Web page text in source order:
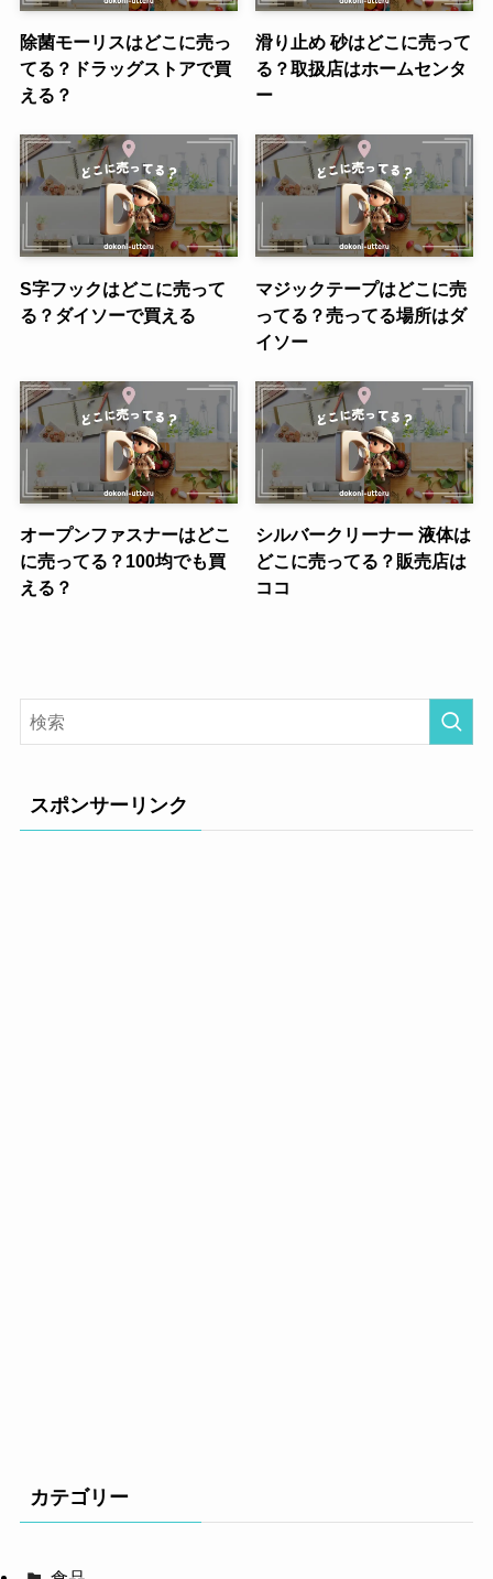
除菌モーリスはどこに売っ
てる？ドラッグストアで買
える？
滑り止め 砂はどこに売って
る？取扱店はホームセンタ
ー
S字フックはどこに売って
る？ダイソーで買える
マジックテープはどこに売
ってる？売ってる場所はダ
イソー
オープンファスナーはどこ
に売ってる？100均でも買
える？
シルバークリーナー 液体は
どこに売ってる？販売店は
ココ
スポンサーリンク
カテゴリー